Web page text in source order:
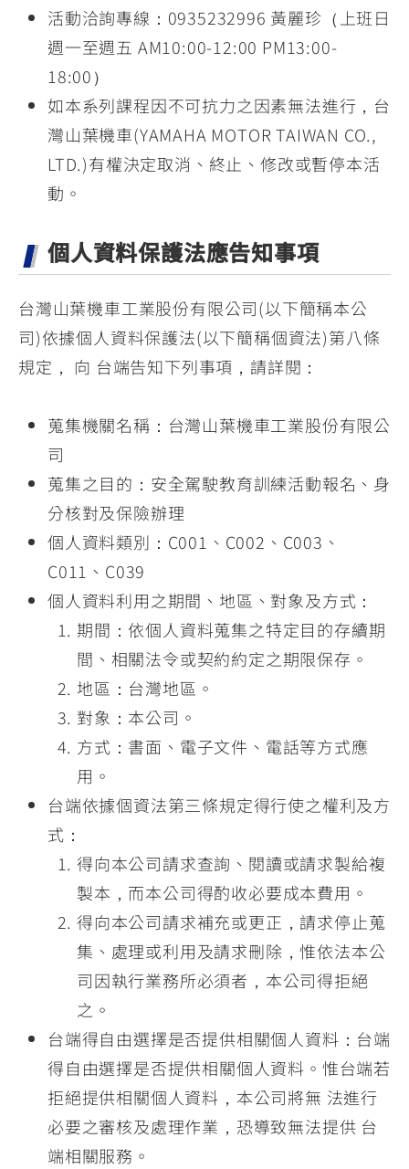
活動洽詢專線：0935232996 黃麗珍（上班日
週一至週五 AM10:00-12:00 PM13:00-
18:00）
如本系列課程因不可抗力之因素無法進行，台
灣山葉機車(YAMAHA MOTOR TAIWAN CO.,
LTD.)有權決定取消、終止、修改或暫停本活
動。
個人資料保護法應告知事項
台灣山葉機車工業股份有限公司(以下簡稱本公
司)依據個人資料保護法(以下簡稱個資法)第八條
規定， 向 台端告知下列事項，請詳閱：
蒐集機關名稱：台灣山葉機車工業股份有限公
司
蒐集之目的：安全駕駛教育訓練活動報名、身
分核對及保險辦理
個人資料類別：C001、C002、C003、
C011、C039
個人資料利用之期間、地區、對象及方式：
期間：依個人資料蒐集之特定目的存續期
間、相關法令或契約約定之期限保存。
地區：台灣地區。
對象：本公司。
方式：書面、電子文件、電話等方式應
用。
台端依據個資法第三條規定得行使之權利及方
式：
得向本公司請求查詢、閱讀或請求製給複
製本，而本公司得酌收必要成本費用。
得向本公司請求補充或更正，請求停止蒐
集、處理或利用及請求刪除，惟依法本公
司因執行業務所必須者，本公司得拒絕
之。
台端得自由選擇是否提供相關個人資料：台端
得自由選擇是否提供相關個人資料。惟台端若
拒絕提供相關個人資料，本公司將無 法進行
必要之審核及處理作業，恐導致無法提供 台
端相關服務。